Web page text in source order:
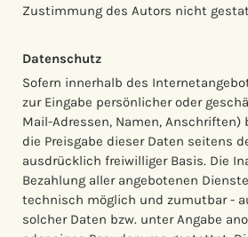
Zustimmung des Autors nicht
Datenschutz
Sofern innerhalb des
zur Eingabe persönlicher oder
Mail-Adressen, Namen,
die Preisgabe dieser Daten seitens
ausdrücklich freiwilliger Basis. Die
Bezahlung aller angebotenen
technisch möglich und zumutbar -
solcher Daten bzw. unter Angabe